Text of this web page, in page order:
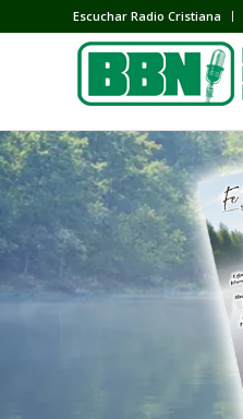
Escuchar Radio Cristiana